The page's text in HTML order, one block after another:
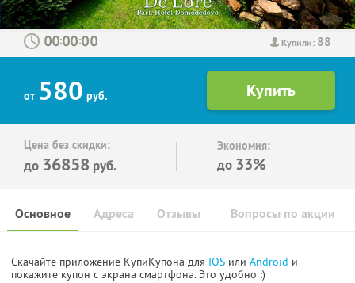
Купили: 88
: :
от 580 руб.
Цена без скидки:
до 36858 руб.
Экономия:
до 33%
Основное Отзывы Вопросы по акции
Адреса
Скачайте приложение КупиКупона для IOS или Android и
покажите купон с экрана смартфона. Это удобно :)